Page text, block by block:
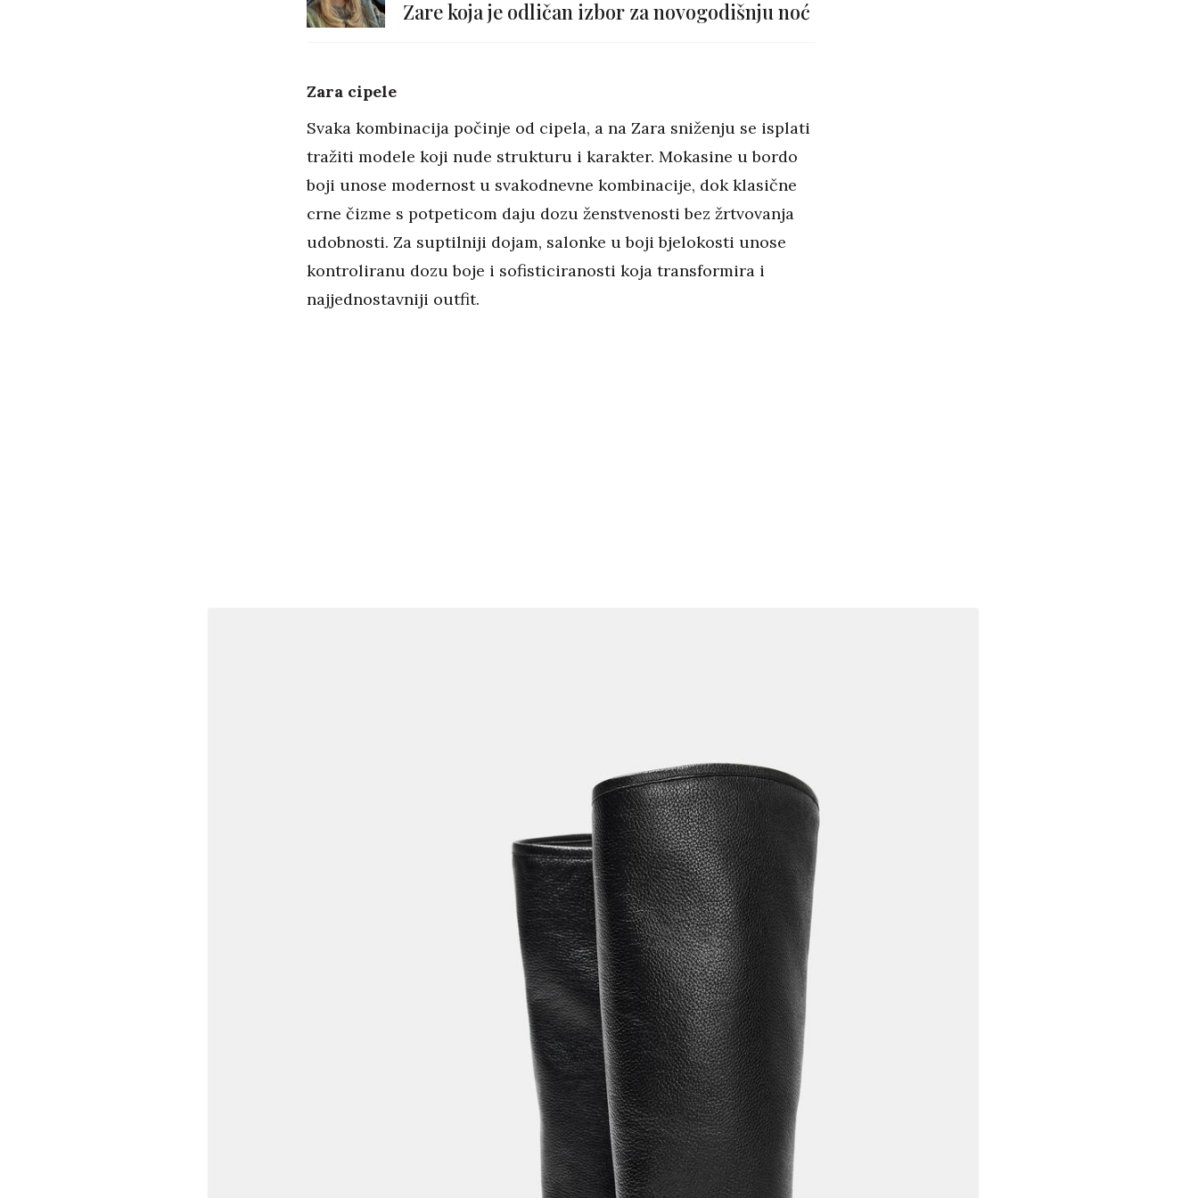
Zare koja je odličan izbor za novogodišnju noć
Zara cipele
Svaka kombinacija počinje od cipela, a na Zara sniženju se isplati
tražiti modele koji nude strukturu i karakter. Mokasine u bordo
boji unose modernost u svakodnevne kombinacije, dok klasične
crne čizme s potpeticom daju dozu ženstvenosti bez žrtvovanja
udobnosti. Za suptilniji dojam, salonke u boji bjelokosti unose
kontroliranu dozu boje i sofisticiranosti koja transformira i
najjednostavniji outfit.